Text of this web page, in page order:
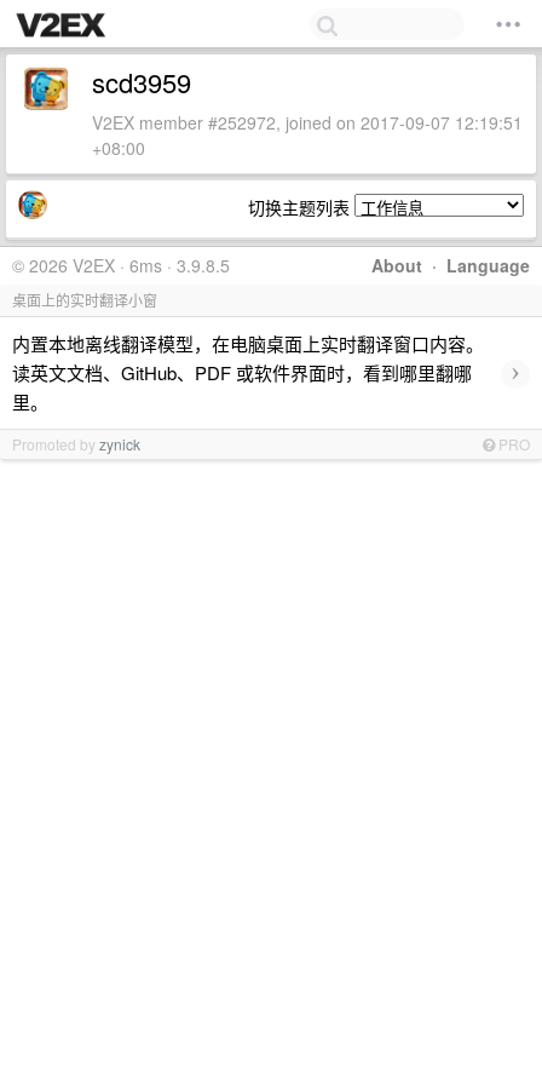
scd3959
V2EX member #252972, joined on 2017-09-07 12:19:51
+08:00
切换主题列表
About · Language
© 2026 V2EX · 6ms · 3.9.8.5
桌面上的实时翻译小窗
内置本地离线翻译模型，在电脑桌面上实时翻译窗口内容。
读英文文档、GitHub、PDF 或软件界面时，看到哪里翻哪
里。
›
Promoted byzynick PRO